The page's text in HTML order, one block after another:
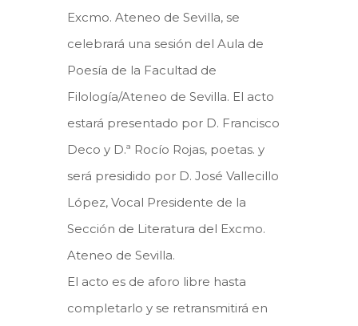
Excmo. Ateneo de Sevilla, se
celebrará una sesión del Aula de
Poesía de la Facultad de
Filología/Ateneo de Sevilla. El acto
estará presentado por D. Francisco
Deco y D.ª Rocío Rojas, poetas. y
será presidido por D. José Vallecillo
López, Vocal Presidente de la
Sección de Literatura del Excmo.
Ateneo de Sevilla.
El acto es de aforo libre hasta
completarlo y se retransmitirá en